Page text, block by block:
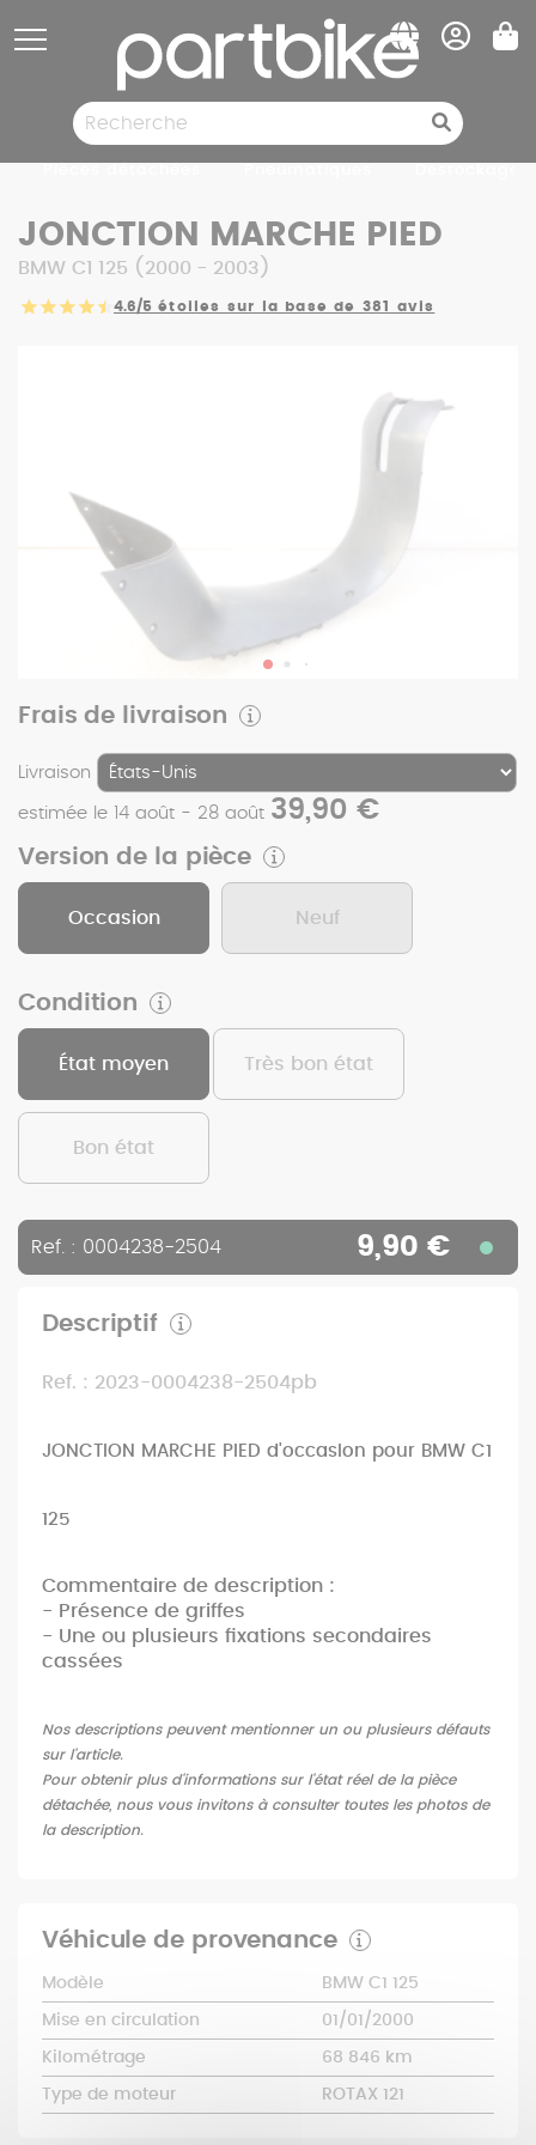
JONCTION MARCHE PIED
BMW C1 125 (2000 - 2003)
4.6/5 étoiles sur la base de 381 avis
Frais de livraison
Livraison
estimée le 14 août - 28 août 39,90 €
Version de la pièce
Occasion Neuf
Condition
État moyen Très bon état
Bon état
Ref. : 0004238-2504 9,90 €
Descriptif
Ref. : 2023-0004238-2504pb
JONCTION MARCHE PIED d'occasion pour BMW C1
125
Commentaire de description :
- Présence de griffes
- Une ou plusieurs fixations secondaires
cassées
Nos descriptions peuvent mentionner un ou plusieurs défauts
sur l'article.
Pour obtenir plus d'informations sur l'état réel de la pièce
détachée, nous vous invitons à consulter toutes les photos de
la description.
Véhicule de provenance
Modèle BMW C1 125
Mise en circulation 01/01/2000
Kilométrage 68 846 km
Type de moteur ROTAX 121